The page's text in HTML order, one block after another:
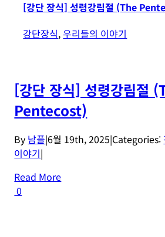
[강단 장식] 성령강림절 (The
강단장식,우리들의 이야기
[강단 장식] 성령강림절
Pentecost)
By 남플|6월 19th, 2025|Categories:
이야기|
Read More
0